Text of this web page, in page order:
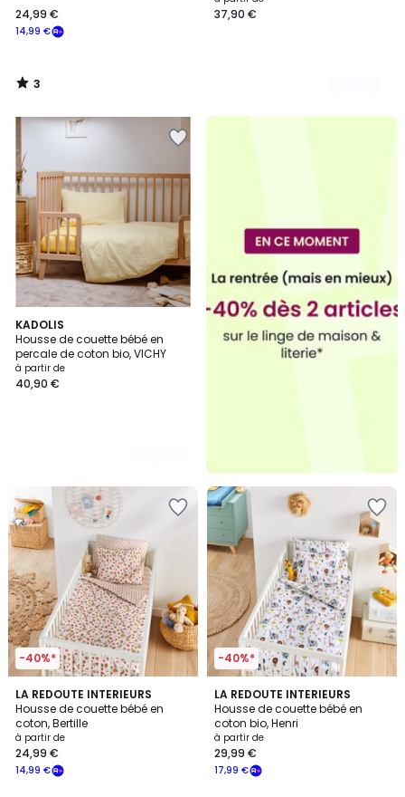
14,99 €
24,99 €
3
/
37,90 €
KADOLIS
Housse de couette bébé en
percale de coton bio, VICHY
à partir de
40,90 €
4
Couleurs
-40%*
LA REDOUTE INTERIEURS
Housse de couette bébé en
coton, Bertille
à partir de
14,99 €
24,99 €
5
/
5
-40%*
LA REDOUTE INTERIEURS
Housse de couette bébé en
coton bio, Henri
à partir de
17,99 €
29,99 €